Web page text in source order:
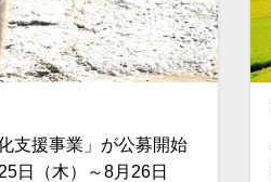
支援事業」が公募開始
日（木）～8月26日